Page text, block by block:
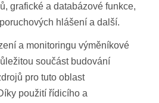
grafické a databázové funkce,
hlášení a další.
a monitoringu výměníkové
součást budování
pro tuto oblast
použití řídicího a